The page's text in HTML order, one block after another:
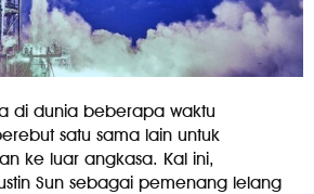
di dunia beberapa waktu
satu sama lain untuk
ke luar angkasa. Kal ini,
Sun sebagai pemenang lelang